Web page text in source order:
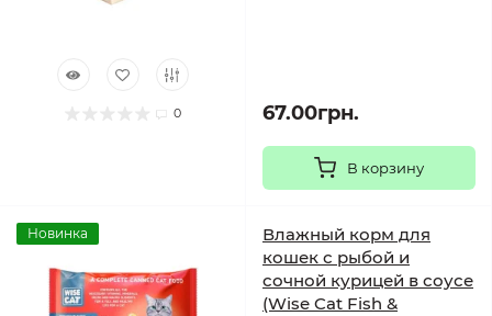
0 67.00грн.
В корзину
Новинка
Влажный корм для
кошек с рыбой и
сочной курицей в соусе
(Wise Cat Fish &